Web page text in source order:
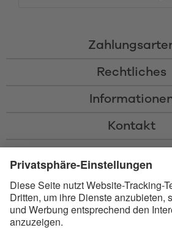
Rechtliches
Kontakt
Nachnahmegebühren, wenn nicht
und Eigentum der Bluetooth SIG, Inc. Die
Satisfyer GmbH erfolgt